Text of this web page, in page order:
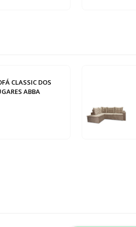
CLASSIC DOS
ABBA